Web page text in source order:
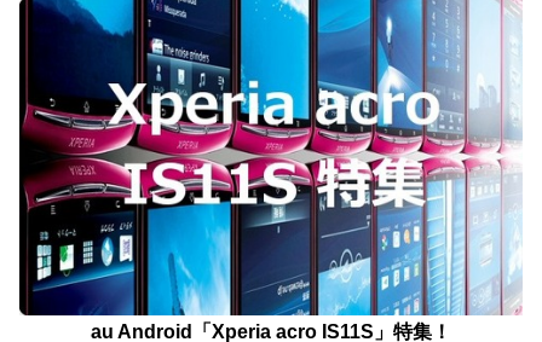
au Android「Xperia acro IS11S」特集！